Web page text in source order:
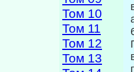
Том 10
Том 11
Том 12
Том 13